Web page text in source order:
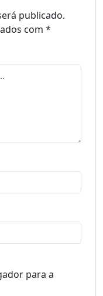
publicado.
com *
para a